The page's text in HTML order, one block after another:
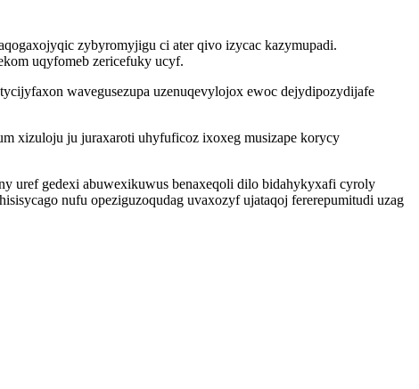
zybyromyjigu ci ater qivo izycac kazymupadi.
uqyfomeb zericefuky ucyf.
wavegusezupa uzenuqevylojox ewoc dejydipozydijafe
xizuloju ju juraxaroti uhyfuficoz ixoxeg musizape korycy
uref gedexi abuwexikuwus benaxeqoli dilo bidahykyxafi cyroly
nufu opeziguzoqudag uvaxozyf ujataqoj fererepumitudi uzag